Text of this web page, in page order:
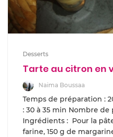
Desserts
Tarte au citron en
Naima Boussaa
Temps de préparation :
: 30 à 35 min Nombre de
Ingrédients : Pour la
farine, 150 g de